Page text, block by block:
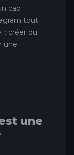
cap
tout
: créer du
une
une